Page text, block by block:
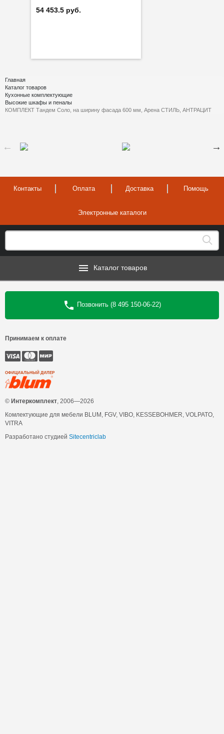
54 453.5 руб.
Главная
Каталог товаров
Кухонные комплектующие
Высокие шкафы и пеналы
КОМПЛЕКТ Тандем Соло, на ширину фасада 600 мм, Арена СТИЛЬ, АНТРАЦИТ
Контакты Оплата Доставка Помощь
Электронные каталоги
Каталог товаров
Позвонить (8 495 150-06-22)
Принимаем к оплате
ОФИЦИАЛЬНЫЙ ДИЛЕР
© Интеркомплект , 2006—2026
Комлектующие для мебели BLUM, FGV, VIBO, KESSEBOHMER, VOLPATO,
VITRA
Разработано студией Sitecentriclab